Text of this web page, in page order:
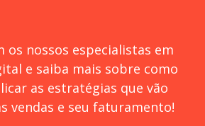
os nossos especialistas em
e saiba mais sobre como
as estratégias que vão
vendas e seu faturamento!